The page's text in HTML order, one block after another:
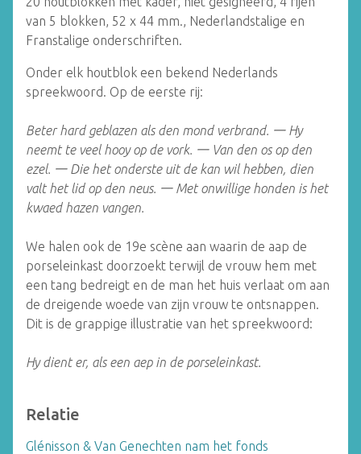
van 5 blokken, 52 x 44 mm., Nederlandstalige en
Franstalige onderschriften.
Onder elk houtblok een bekend Nederlands
spreekwoord. Op de eerste rij:
Beter hard geblazen als den mond verbrand. 一 Hy
neemt te veel hooy op de vork. 一 Van den os op den
ezel. 一 Die het onderste uit de kan wil hebben, dien
valt het lid op den neus. 一 Met onwillige honden is het
kwaed hazen vangen.
We halen ook de 19e scène aan waarin de aap de
porseleinkast doorzoekt terwijl de vrouw hem met
een tang bedreigt en de man het huis verlaat om aan
de dreigende woede van zijn vrouw te ontsnappen.
Dit is de grappige illustratie van het spreekwoord:
Hy dient er, als een aep in de porseleinkast.
Relatie
Glénisson & Van Genechten nam het fonds